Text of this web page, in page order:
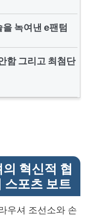
녹여낸 e팬텀
함 그리고 최첨단
혁신적 협
포츠 보트
우셔 조선소와 손